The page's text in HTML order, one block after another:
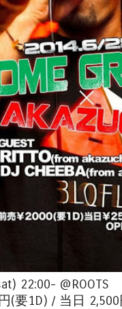
22:00- @ROOTS
(要1D) / 当日